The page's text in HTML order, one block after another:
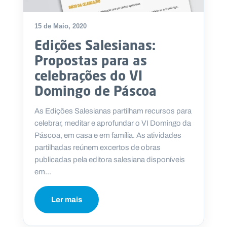
15 de Maio, 2020
Edições Salesianas:
Propostas para as
celebrações do VI
Domingo de Páscoa
As Edições Salesianas partilham recursos para
celebrar, meditar e aprofundar o VI Domingo da
Páscoa, em casa e em família. As atividades
partilhadas reúnem excertos de obras
publicadas pela editora salesiana disponíveis
em...
Ler mais
O
R
T
A
N
A
I
O
N
A
L
S
a
l
s
i
a
n
o
s